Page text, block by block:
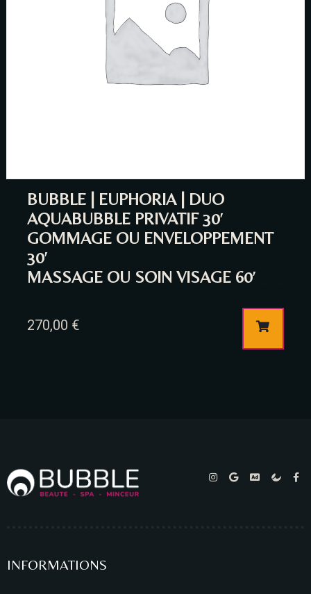
BUBBLE | EUPHORIA | DUO
AQUABUBBLE PRIVATIF 30′
GOMMAGE OU ENVELOPPEMENT
30′
MASSAGE OU SOIN VISAGE 60′
270,00 €
INFORMATIONS